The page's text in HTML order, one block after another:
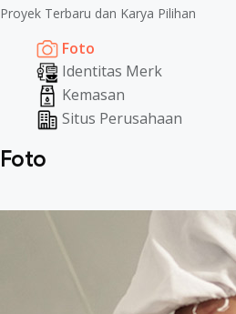
Proyek Terbaru dan Karya Pilihan
Foto
Identitas Merk
Kemasan
Situs Perusahaan
Foto